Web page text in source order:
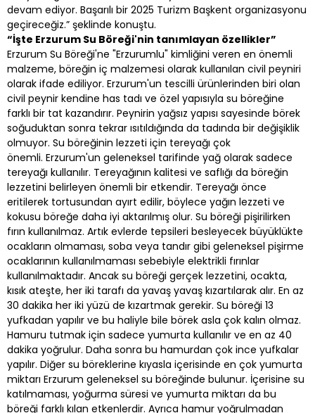
devam ediyor. Başarılı bir 2025 Turizm Başkent organizasyonu
geçireceğiz.” şeklinde konuştu.
“İşte Erzurum Su Böreği'nin tanımlayan özellikler”
Erzurum Su Böreği'ne "Erzurumlu" kimliğini veren en önemli
malzeme, böreğin iç malzemesi olarak kullanılan civil peyniri
olarak ifade ediliyor. Erzurum'un tescilli ürünlerinden biri olan
civil peynir kendine has tadı ve özel yapısıyla su böreğine
farklı bir tat kazandırır. Peynirin yağsız yapısı sayesinde börek
soğuduktan sonra tekrar ısıtıldığında da tadında bir değişiklik
olmuyor. Su böreğinin lezzeti için tereyağı çok
önemli. Erzurum'un geleneksel tarifinde yağ olarak sadece
tereyağı kullanılır. Tereyağının kalitesi ve saflığı da böreğin
lezzetini belirleyen önemli bir etkendir. Tereyağı önce
eritilerek tortusundan ayırt edilir, böylece yağın lezzeti ve
kokusu böreğe daha iyi aktarılmış olur. Su böreği pişirilirken
fırın kullanılmaz. Artık evlerde tepsileri besleyecek büyüklükte
ocakların olmaması, soba veya tandır gibi geleneksel pişirme
ocaklarının kullanılmaması sebebiyle elektrikli fırınlar
kullanılmaktadır. Ancak su böreği gerçek lezzetini, ocakta,
kısık ateşte, her iki tarafı da yavaş yavaş kızartılarak alır. En az
30 dakika her iki yüzü de kızartmak gerekir. Su böreği 13
yufkadan yapılır ve bu haliyle bile börek asla çok kalın olmaz.
Hamuru tutmak için sadece yumurta kullanılır ve en az 40
dakika yoğrulur. Daha sonra bu hamurdan çok ince yufkalar
yapılır. Diğer su böreklerine kıyasla içerisinde en çok yumurta
miktarı Erzurum geleneksel su böreğinde bulunur. İçerisine su
katılmaması, yoğurma süresi ve yumurta miktarı da bu
böreği farklı kılan etkenlerdir. Ayrıca hamur yoğrulmadan